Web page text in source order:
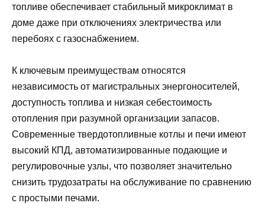
топливе обеспечивает стабильный микроклимат в
доме даже при отключениях электричества или
перебоях с газоснабжением.
К ключевым преимуществам относятся
независимость от магистральных энергоносителей,
доступность топлива и низкая себестоимость
отопления при разумной организации запасов.
Современные твердотопливные котлы и печи имеют
высокий КПД, автоматизированные подающие и
регулировочные узлы, что позволяет значительно
снизить трудозатраты на обслуживание по сравнению
с простыми печами.